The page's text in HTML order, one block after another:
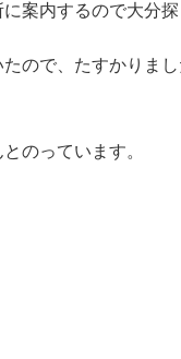
案内するので大分探
ので、たすかりまし
のっています。